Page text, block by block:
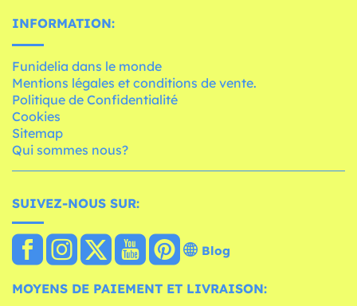
INFORMATION:
Funidelia dans le monde
Mentions légales et conditions de vente.
Politique de Confidentialité
Cookies
Sitemap
Qui sommes nous?
SUIVEZ-NOUS SUR:
Blog
MOYENS DE PAIEMENT ET LIVRAISON: